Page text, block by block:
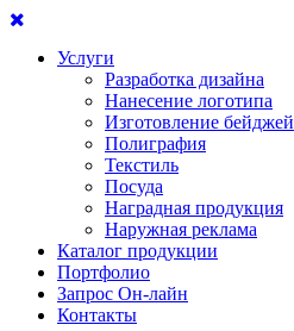
Услуги
Разработка дизайна
Нанесение логотипа
Изготовление бейджей
Полиграфия
Текстиль
Посуда
Наградная продукция
Наружная реклама
Каталог продукции
Портфолио
Запрос Он-лайн
Контакты